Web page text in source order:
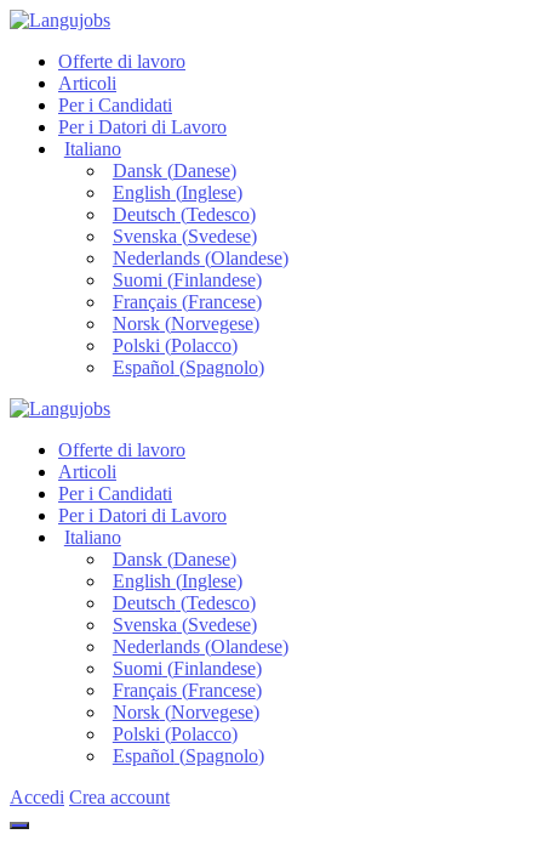
Offerte di lavoro
Articoli
Per i Candidati
Per i Datori di Lavoro
Italiano
Dansk(Danese)
English (Inglese)
Deutsch (Tedesco)
Svenska (Svedese)
Nederlands(Olandese)
Suomi (Finlandese)
Français(Francese)
Norsk(Norvegese)
Polski (Polacco)
Español (Spagnolo)
Offerte di lavoro
Articoli
Per i Candidati
Per i Datori di Lavoro
Italiano
Dansk(Danese)
English (Inglese)
Deutsch (Tedesco)
Svenska (Svedese)
Nederlands(Olandese)
Suomi (Finlandese)
Français(Francese)
Norsk(Norvegese)
Polski (Polacco)
Español (Spagnolo)
Accedi Crea account